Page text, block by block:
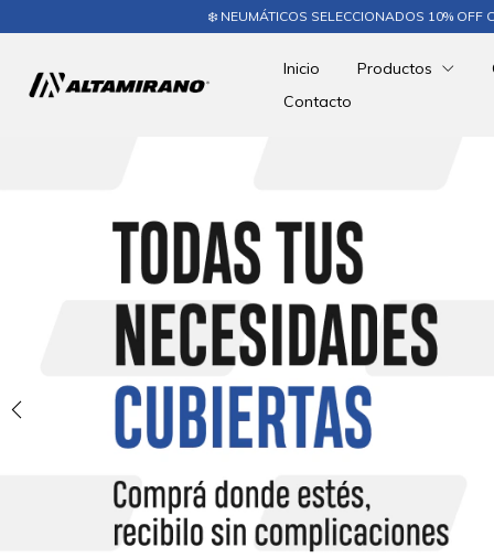
❄️ NEUMÁTICOS SELECCIONADOS 10% OFF CON TRANSFERENCIA -
Inicio Productos
Contacto